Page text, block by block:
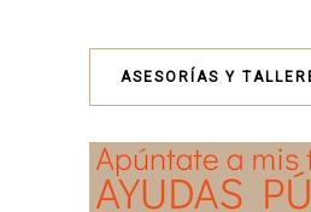
ASESORÍAS Y